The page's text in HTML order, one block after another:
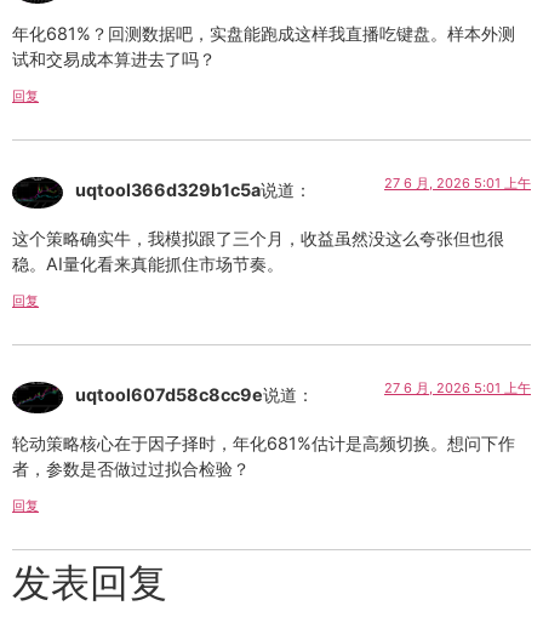
年化681%？回测数据吧，实盘能跑成这样我直播吃键盘。样本外测
试和交易成本算进去了吗？
回复
uqtool366d329b1c5a说道： 27 6 月, 2026 5:01 上午
这个策略确实牛，我模拟跟了三个月，收益虽然没这么夸张但也很
稳。AI量化看来真能抓住市场节奏。
回复
uqtool607d58c8cc9e说道： 27 6 月, 2026 5:01 上午
轮动策略核心在于因子择时，年化681%估计是高频切换。想问下作
者，参数是否做过过拟合检验？
回复
发表回复